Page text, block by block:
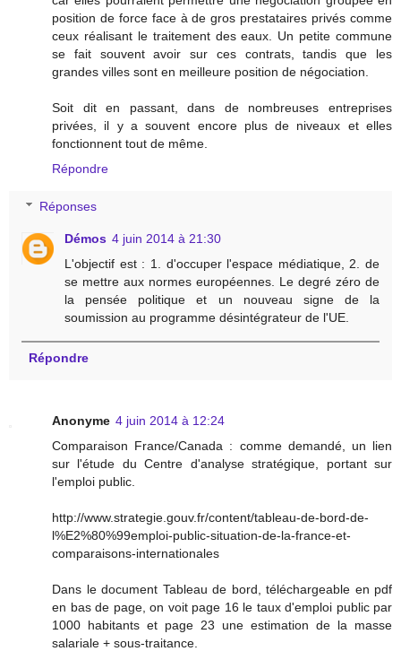
position de force face à de gros prestataires privés comme
ceux réalisant le traitement des eaux. Un petite commune
se fait souvent avoir sur ces contrats, tandis que les
grandes villes sont en meilleure position de négociation.
Soit dit en passant, dans de nombreuses entreprises
privées, il y a souvent encore plus de niveaux et elles
fonctionnent tout de même.
Répondre
Réponses
Démos 4 juin 2014 à 21:30
L'objectif est : 1. d'occuper l'espace médiatique, 2. de
se mettre aux normes européennes. Le degré zéro de
la pensée politique et un nouveau signe de la
soumission au programme désintégrateur de l'UE.
Répondre
Anonyme 4 juin 2014 à 12:24
Comparaison France/Canada : comme demandé, un lien
sur l'étude du Centre d'analyse stratégique, portant sur
l'emploi public.
http://www.strategie.gouv.fr/content/tableau-de-bord-de-
l%E2%80%99emploi-public-situation-de-la-france-et-
comparaisons-internationales
Dans le document Tableau de bord, téléchargeable en pdf
en bas de page, on voit page 16 le taux d'emploi public par
1000 habitants et page 23 une estimation de la masse
salariale + sous-traitance.